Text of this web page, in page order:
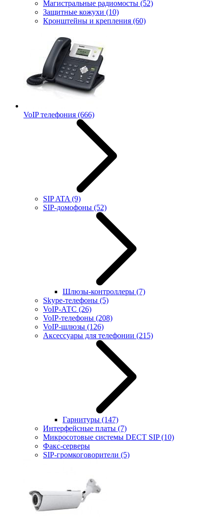
Магистральные радиомосты (52)
Защитные кожухи (10)
Кронштейны и крепления (60)
VoIP телефония (666)
SIP ATA (9)
SIP-домофоны (52)
Шлюзы-контроллеры (7)
Skype-телефоны (5)
VoIP-АТС (26)
VoIP-телефоны (208)
VoIP-шлюзы (126)
Аксессуары для телефонии (215)
Гарнитуры (147)
Интерфейсные платы (7)
Микросотовые системы DECT SIP(10)
Факс-серверы
SIP-громкоговорители (5)